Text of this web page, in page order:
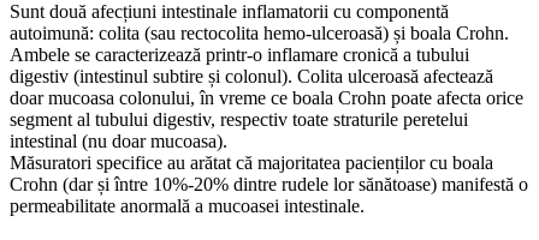
Sunt două afecțiuni intestinale inflamatorii cu componentă
autoimună: colita (sau rectocolita hemo-ulceroasă) și boala Crohn.
Ambele se caracterizează printr-o inflamare cronică a tubului
digestiv (intestinul subtire și colonul). Colita ulceroasă afectează
doar mucoasa colonului, în vreme ce boala Crohn poate afecta orice
segment al tubului digestiv, respectiv toate straturile peretelui
intestinal (nu doar mucoasa).
Măsuratori specifice au arătat că majoritatea pacienților cu boala
Crohn (dar și între 10%-20% dintre rudele lor sănătoase) manifestă o
permeabilitate anormală a mucoasei intestinale.